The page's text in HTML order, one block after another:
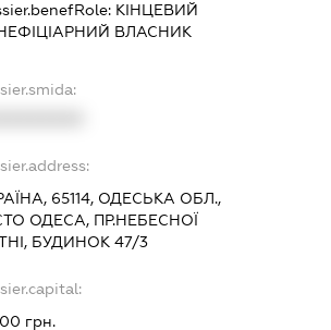
КІНЦЕВИЙ
ВЛАСНИК
65114, ОДЕСЬКА ОБЛ.,
ОДЕСА, ПР.НЕБЕСНОЇ
БУДИНОК 47/3
грн.